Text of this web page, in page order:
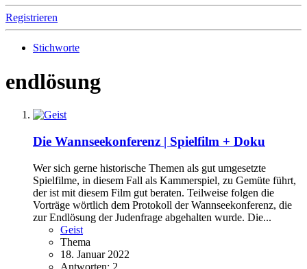
Registrieren
Stichworte
endlösung
Die Wannseekonferenz | Spielfilm + Doku
Wer sich gerne historische Themen als gut umgesetzte
Spielfilme, in diesem Fall als Kammerspiel, zu Gemüte führt,
der ist mit diesem Film gut beraten. Teilweise folgen die
Vorträge wörtlich dem Protokoll der Wannseekonferenz, die
zur Endlösung der Judenfrage abgehalten wurde. Die...
Geist
Thema
18. Januar 2022
Antworten: 2